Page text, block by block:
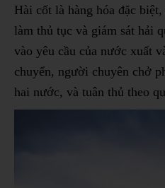
Hài cốt là hàng hóa đặc
làm thủ tục và giám sát hải
vào yêu cầu của nước xuất
chuyển, người chuyên chở
hai nước, và tuân thủ theo